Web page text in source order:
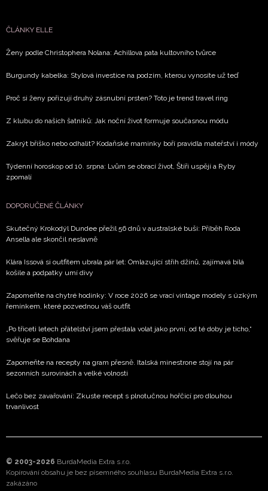
ČLÁNKY ELLE
Ženy podle Christophera Nolana: Achillova pata kultovního tvůrce
Burgundy kabelka: Stylová investice na podzim, kterou vynosíte už teď
Proč si ženy pořizují druhý zásnubní prsten? Toto je trend travel ring
Z klubu do našich šatníků: Jak noční život formuje současnou módu
Zakrýt bříško nebo odhalit? Kodaňské maminky boří pravidla mateřství i módy
Týdenní horoskop od 10. srpna: Lvům se obrací život, Štíři uspějí a Ryby
zpomalí
DOPORUČENÉ ČLÁNKY
Skutečný Krokodýl Dundee přežil 56 dnů v australské buši: Příběh Roda
Ansella ale skončil neslavně
Klára Issová si outfitem ubrala pár let: Omlazující střih džínů, zajímavá bílá
košile a podpatky umí divy
Zapomeňte na chytré hodinky: V roce 2026 se vrací vintage modely s úzkým
řemínkem, které pozvednou váš outfit
„Po třiceti letech přátelství jsem přestala volat jako první, od té doby je ticho,“
svěřuje se Bohdana
Zapomeňte na recepty na gram přesně. Italská minestrone stojí na pár
sezonních surovinách a velké volnosti
Lečo bez zavařování: Zkuste recept s plnotučnou hořčicí pro dlouhou
trvanlivost
© 2003-2026 BurdaMedia Extra s.r.o.
Kopírování obsahu je bez písemného souhlasu BurdaMedia Extra s.r.o.
zakázáno